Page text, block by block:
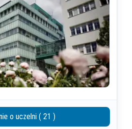
o uczelni ( 21 )